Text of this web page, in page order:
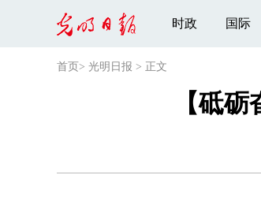
时政 国际
首页 > 光明日报 > 正文
【砥